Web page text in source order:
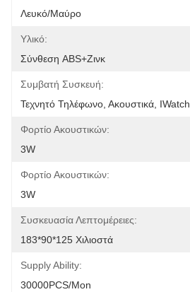
Λευκό/Μαύρο
Υλικό:
Σύνθεση ABS+ζινκ
Συμβατή Συσκευή:
Τεχνητό Τηλέφωνο, Ακουστικά, IWatch
Φορτίο Ακουστικών:
3W
Φορτίο Ακουστικών:
3W
Συσκευασία Λεπτομέρειες:
183*90*125 Χιλιοστά
Supply Ability:
30000PCS/Mon